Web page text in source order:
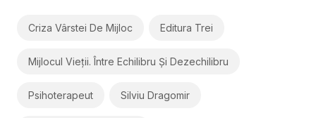
Criza Vârstei De Mijloc Editura Trei
Mijlocul Vieții. Între Echilibru Și Dezechilibru
Psihoterapeut Silviu Dragomir